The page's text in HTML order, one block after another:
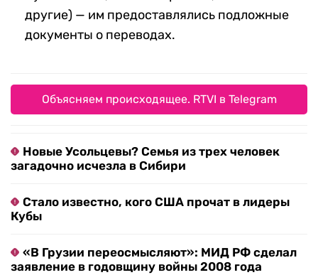
другие) — им предоставлялись подложные
документы о переводах.
Объясняем происходящее. RTVI в Telegram
Новые Усольцевы? Семья из трех человек
загадочно исчезла в Сибири
Стало известно, кого США прочат в лидеры
Кубы
«В Грузии переосмысляют»: МИД РФ сделал
заявление в годовщину войны 2008 года